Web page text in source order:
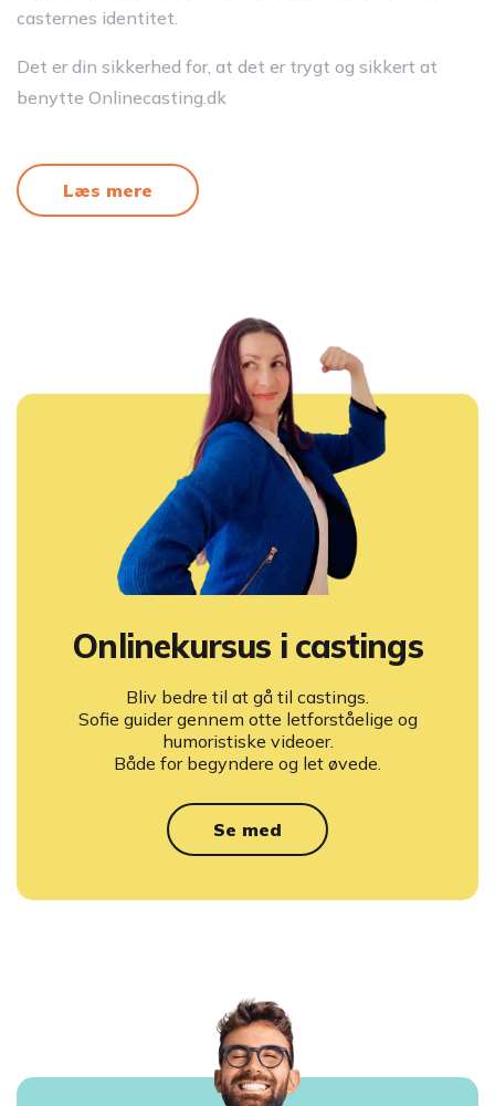
casternes identitet.
Det er din sikkerhed for, at det er trygt og sikkert at
benytte Onlinecasting.dk
Læs mere
Onlinekursus i castings
Bliv bedre til at gå til castings.
Sofie guider gennem otte letforståelige og
humoristiske videoer.
Både for begyndere og let øvede.
Se med